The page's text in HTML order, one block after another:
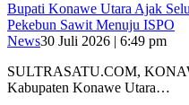
Bupati Konawe Utara Ajak
Pekebun Sawit Menuju ISPO
News30 Juli 2026 | 6:49 pm
SULTRASATU.COM,
Kabupaten Konawe Utara…